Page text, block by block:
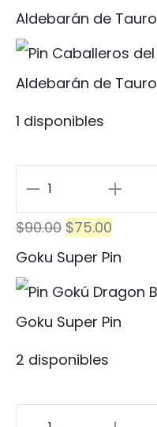
Moon
Aldebarán de Tauro
Aldebarán de Tauro
1 disponibles
Aldebarán
de
cantidad
$90.00 El
precio
original
era:
$75.00
precio
actual
es:
Goku Super Pin
Goku Super Pin
2 disponibles